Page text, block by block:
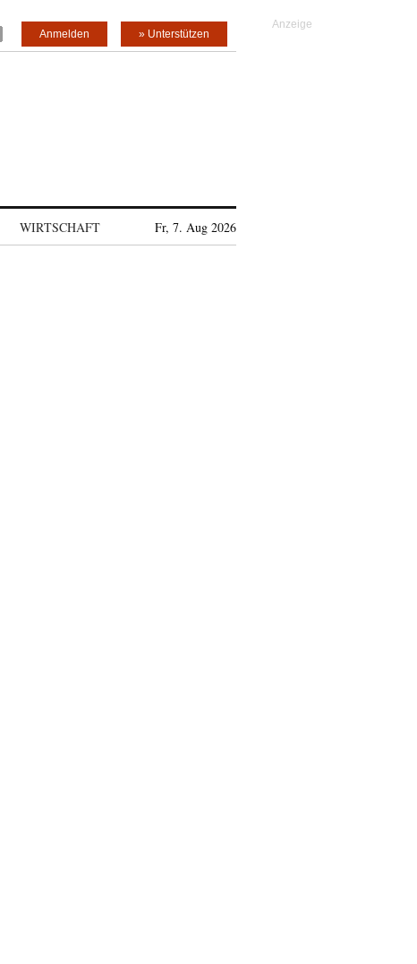
» Unterstützen
Anmelden
WIRTSCHAFT Fr, 7. Aug 2026